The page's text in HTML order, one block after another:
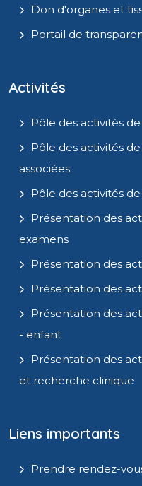
Don d'organes et
Portail de
Activités
Pôle des activités
Pôle des activités
associées
Pôle des activités
Présentation des
examens
Présentation des
Présentation des
Présentation des
- enfant
Présentation des
et recherche clinique
Liens importants
Prendre rendez-